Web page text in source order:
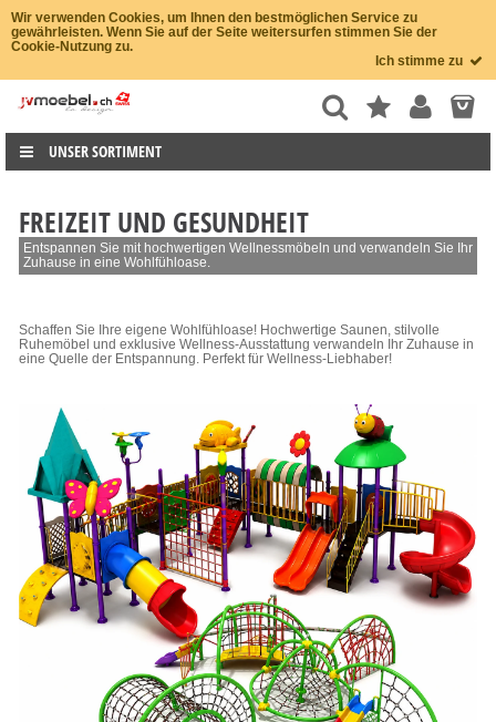
Wir verwenden Cookies, um Ihnen den bestmöglichen Service zu
gewährleisten. Wenn Sie auf der Seite weitersurfen stimmen Sie der
Cookie-Nutzung zu.
Ich stimme zu
UNSER SORTIMENT
FREIZEIT UND GESUNDHEIT
Entspannen Sie mit hochwertigen Wellnessmöbeln und verwandeln Sie Ihr
Zuhause in eine Wohlfühloase.
Schaffen Sie Ihre eigene Wohlfühloase! Hochwertige Saunen, stilvolle
Ruhemöbel und exklusive Wellness-Ausstattung verwandeln Ihr Zuhause in
eine Quelle der Entspannung. Perfekt für Wellness-Liebhaber!